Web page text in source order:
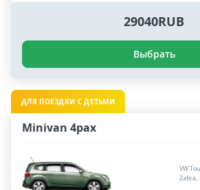
29040RUB
Выбрать
ДЛЯ ПОЕЗДКИ С ДЕТЬМИ
Minivan 4pax
VW
Zafira,